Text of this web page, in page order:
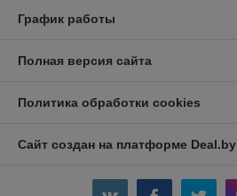
График работы
Полная версия сайта
Политика обработки cookies
Сайт создан на платформе Deal.by